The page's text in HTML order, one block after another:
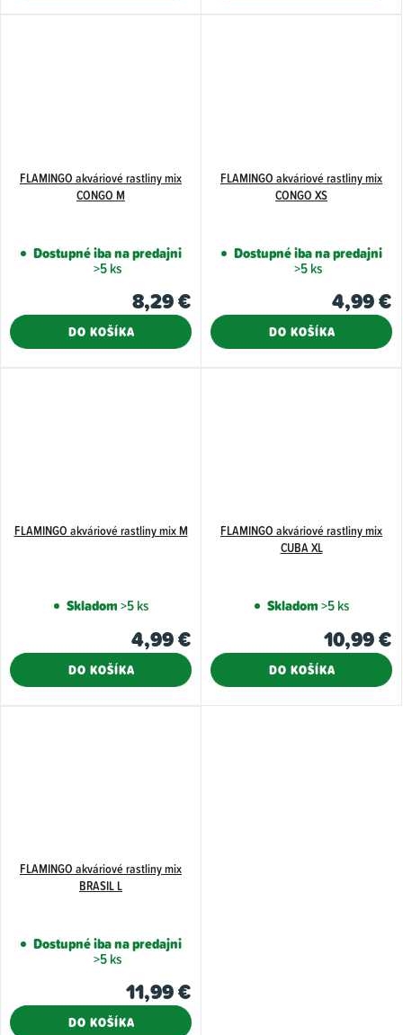
FLAMINGO akváriové rastliny mix
CONGO M
Dostupné iba na predajni
>5 ks
8,29 €
DO KOŠÍKA
FLAMINGO akváriové rastliny mix
CONGO XS
Dostupné iba na predajni
>5 ks
4,99 €
DO KOŠÍKA
FLAMINGO akváriové rastliny mix M
Skladom>5 ks
4,99 €
DO KOŠÍKA
FLAMINGO akváriové rastliny mix
CUBA XL
Skladom>5 ks
10,99 €
DO KOŠÍKA
FLAMINGO akváriové rastliny mix
BRASIL L
Dostupné iba na predajni
>5 ks
11,99 €
DO KOŠÍKA